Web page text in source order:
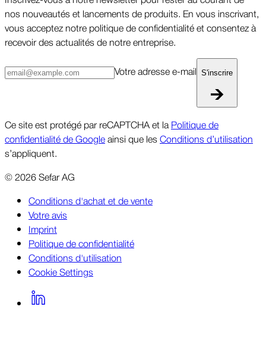
nos nouveautés et lancements de produits. En vous inscrivant,
vous acceptez notre politique de confiden­tialité et consentez à
recevoir des actualités de notre entre­prise.
Votre adresse e-mail S'inscrire
Ce site est protégé par reCAPTCHA et laPolitique de
confidentialité de Googleainsi que les Conditions d’utilisation
s’appliquent.
©2026Sefar AG
Conditions d'achat et de vente
Votre avis
Imprint
Politique de confidentialité
Conditions d'utilisation
Cookie Settings